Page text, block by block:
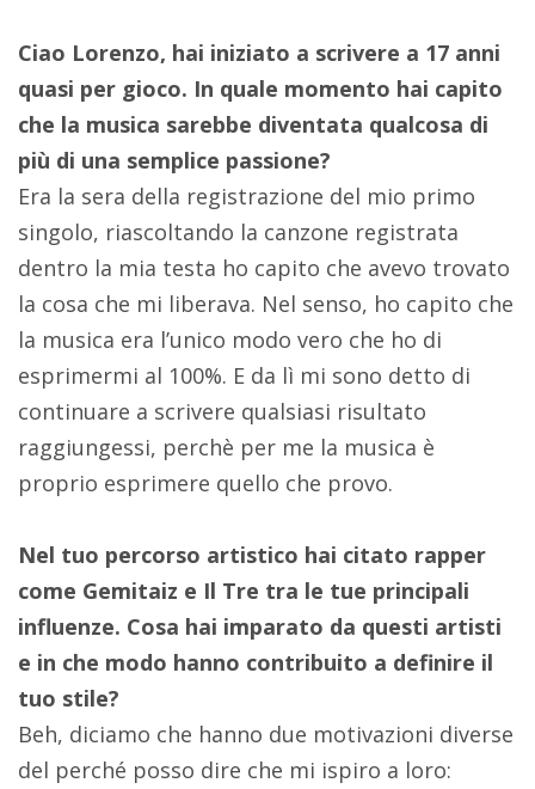
Ciao Lorenzo, hai iniziato a scrivere a 17 anni
quasi per gioco. In quale momento hai capito
che la musica sarebbe diventata qualcosa di
più di una semplice passione?
Era la sera della registrazione del mio primo
singolo, riascoltando la canzone registrata
dentro la mia testa ho capito che avevo trovato
la cosa che mi liberava. Nel senso, ho capito che
la musica era l’unico modo vero che ho di
esprimermi al 100%. E da lì mi sono detto di
continuare a scrivere qualsiasi risultato
raggiungessi, perchè per me la musica è
proprio esprimere quello che provo.
Nel tuo percorso artistico hai citato rapper
come Gemitaiz e Il Tre tra le tue principali
influenze. Cosa hai imparato da questi artisti
e in che modo hanno contribuito a definire il
tuo stile?
Beh, diciamo che hanno due motivazioni diverse
del perché posso dire che mi ispiro a loro: